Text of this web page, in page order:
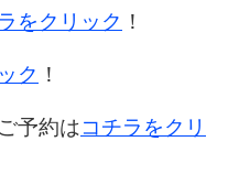
をクリック ！
ク ！
予約はコチラをクリ